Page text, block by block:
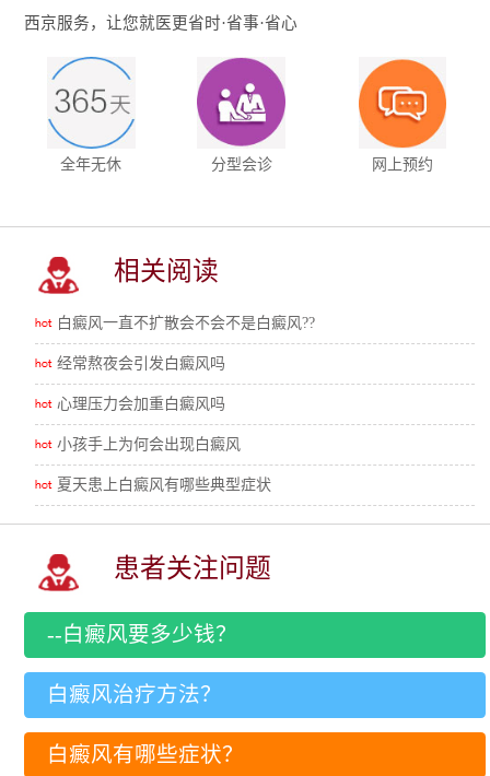
西京服务，让您就医更省时·省事·省心
全年无休 分型会诊 网上预约
相关阅读
白癜风一直不扩散会不会不是白癜风??
经常熬夜会引发白癜风吗
心理压力会加重白癜风吗
小孩手上为何会出现白癜风
夏天患上白癜风有哪些典型症状
患者关注问题
--白癜风要多少钱？
白癜风治疗方法？
白癜风有哪些症状？